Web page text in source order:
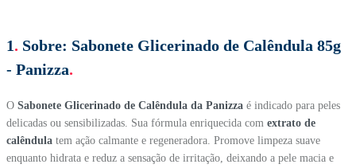
1. Sobre: Sabonete Glicerinado de Calêndula 85g
- Panizza.
O Sabonete Glicerinado de Calêndula da Panizza é indicado para peles
delicadas ou sensibilizadas. Sua fórmula enriquecida com extrato de
calêndula tem ação calmante e regeneradora. Promove limpeza suave
enquanto hidrata e reduz a sensação de irritação, deixando a pele macia e